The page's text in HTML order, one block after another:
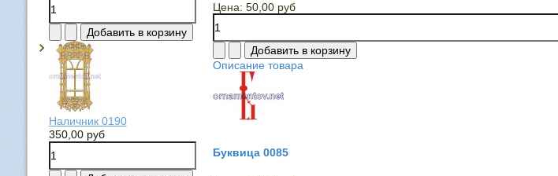
Наличник 0190
350,00 руб
Цена: 50,00 руб
Описание товара
Буквица 0085